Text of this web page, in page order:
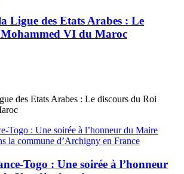
Ligue des Etats Arabes : Le
VI du Maroc
des Etats Arabes : Le discours du Roi
Togo : Une soirée à l’honneur